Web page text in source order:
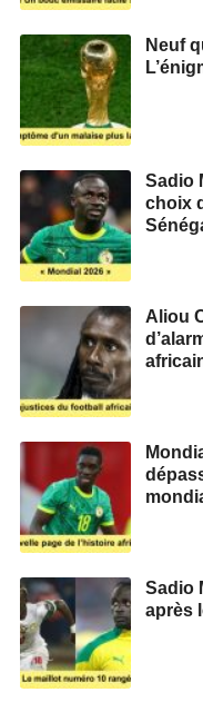
Neuf
Sadio
choix
Aliou
Sadio
après